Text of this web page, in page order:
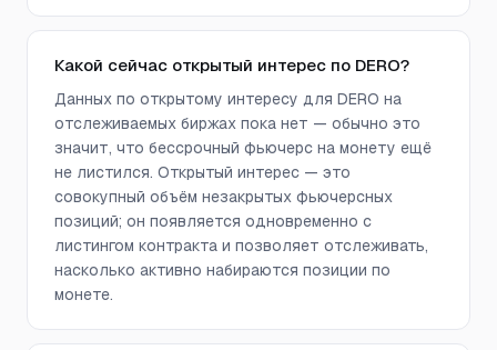
Какой сейчас открытый интерес по DERO?
Данных по открытому интересу для DERO на
отслеживаемых биржах пока нет — обычно это
значит, что бессрочный фьючерс на монету ещё
не листился. Открытый интерес — это
совокупный объём незакрытых фьючерсных
позиций; он появляется одновременно с
листингом контракта и позволяет отслеживать,
насколько активно набираются позиции по
монете.